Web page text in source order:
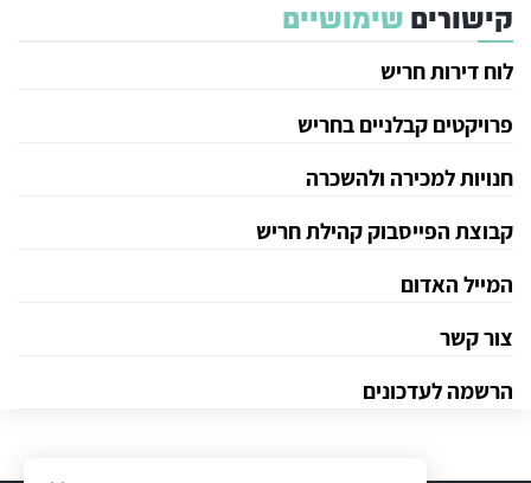
קישורים שימושיים
לוח דירות חריש
פרויקטים קבלניים בחריש
חנויות למכירה ולהשכרה
קבוצת הפייסבוק קהילת חריש
המייל האדום
צור קשר
הרשמה לעדכונים